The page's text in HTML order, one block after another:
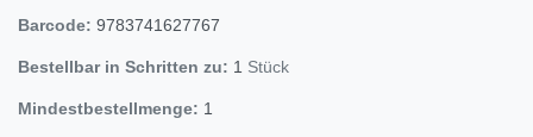
Barcode: 9783741627767
Bestellbar in Schritten zu: 1 Stück
Mindestbestellmenge: 1